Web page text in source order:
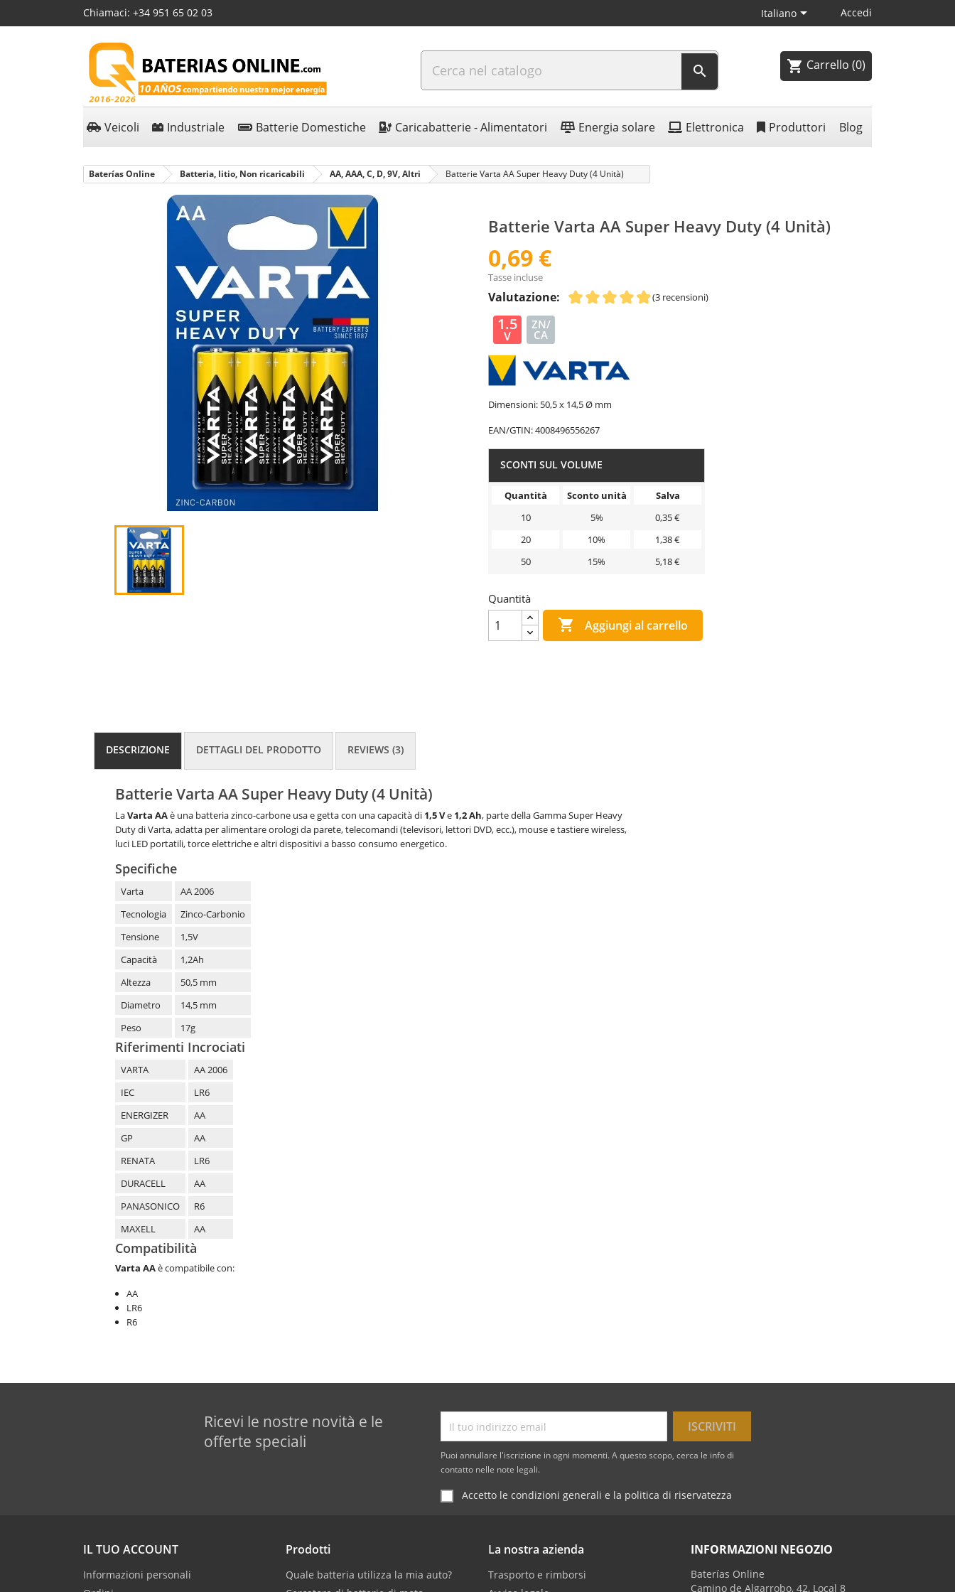
Chiamaci: +34 951 65 02 03 Italiano Accedi
 shopping_cart Carrello (0)
Veicoli Industriale Batterie Domestiche Caricabatterie - Alimentatori Energia solare Elettronica Produttori Blog
Baterías Online Batteria, litio, Non ricaricabili AA, AAA, C, D, 9V, Altri Batterie Varta AA Super Heavy Duty (4 Unità)
Batterie Varta AA Super Heavy Duty (4 Unità)
0,69 €
Tasse incluse
Valutazione: (3 recensioni)
1.5
V
ZN/
CA
Dimensioni: 50,5 x 14,5 Ø mm
EAN/GTIN:4008496556267
SCONTI SUL VOLUME
Quantità Sconto unità
Salva
10
5%
0,35 €
20
10%
1,38 €
50
15% 5,18 €
Quantità
 Aggiungi al carrello
DESCRIZIONE DETTAGLI DEL PRODOTTO REVIEWS (3)
Batterie Varta AA Super Heavy Duty (4 Unità)
LaVarta AAè una batteria zinco-carbone usa e getta con una capacità di 1,5 Ve 1,2 Ah, parte della Gamma Super Heavy
Duty di Varta, adatta per alimentare orologi da parete, telecomandi (televisori, lettori DVD, ecc.), mouse e tastiere wireless,
luci LED portatili, torce elettriche e altri dispositivi a basso consumo energetico.
Specifiche
Varta
AA 2006
Tecnologia
Zinco-Carbonio
Tensione
1,5V
Capacità
1,2Ah
Altezza
50,5 mm
Diametro
14,5 mm
Peso
17g
Riferimenti Incrociati
VARTA
AA 2006
IEC
LR6
ENERGIZER
AA
GP
AA
RENATA
LR6
DURACELL
AA
PANASONICO
R6
MAXELL
AA
Compatibilità
Varta AAè compatibile con:
AA
LR6
R6
Ricevi le nostre novità e le
offerte speciali
Puoi annullare l'iscrizione in ogni momenti. A questo scopo, cerca le info di
contatto nelle note legali.
Accetto le condizioni generali e la politica di riservatezza
IL TUO ACCOUNT
Informazioni personali
Prodotti
Quale batteria utilizza la mia auto?
La nostra azienda
Trasporto e rimborsi
INFORMAZIONI NEGOZIO
Baterías Online
Camino de Algarrobo, 42, Local 8